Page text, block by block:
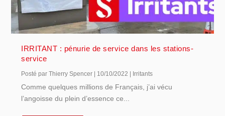
IRRITANT : pénurie de service dans les stations-
service
Posté parThierry Spencer | 10/10/2022 | Irritants
Comme quelques millions de Français, j’ai vécu
l’angoisse du plein d’essence ce...